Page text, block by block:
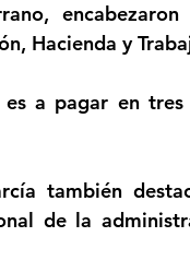
Hacienda y
es a pagar en
también
de la